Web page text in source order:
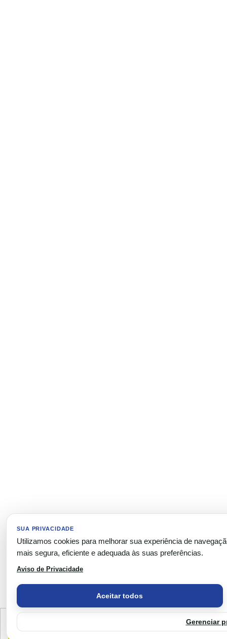
This website uses cookies to ensure you get the best experience on our website.
SUA PRIVACIDADE
Utilizamos cookies para melhorar sua experiência de
mais segura, eficiente e adequada às suas preferências.
Aviso de Privacidade
Aceitar todos
Gerenciar